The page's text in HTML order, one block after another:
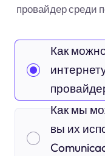
провайдер среди
Как
Как мы
вы их